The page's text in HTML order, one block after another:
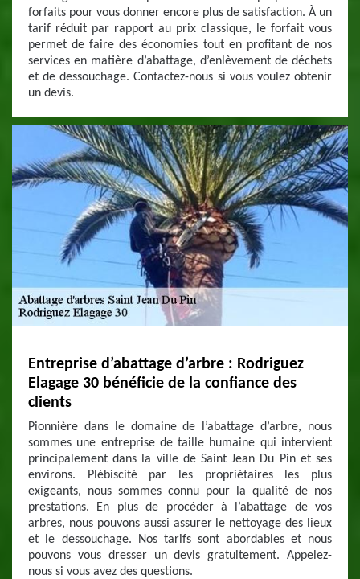
forfaits pour vous donner encore plus de satisfaction. À un
tarif réduit par rapport au prix classique, le forfait vous
permet de faire des économies tout en profitant de nos
services en matière d’abattage, d’enlèvement de déchets
et de dessouchage. Contactez-nous si vous voulez obtenir
un devis.
Entreprise d’abattage d’arbre : Rodriguez
Elagage 30 bénéficie de la confiance des
clients
Pionnière dans le domaine de l’abattage d’arbre, nous
sommes une entreprise de taille humaine qui intervient
principalement dans la ville de Saint Jean Du Pin et ses
environs. Plébiscité par les propriétaires les plus
exigeants, nous sommes connu pour la qualité de nos
prestations. En plus de procéder à l’abattage de vos
arbres, nous pouvons aussi assurer le nettoyage des lieux
et le dessouchage. Nos tarifs sont abordables et nous
pouvons vous dresser un devis gratuitement. Appelez-
nous si vous avez des questions.